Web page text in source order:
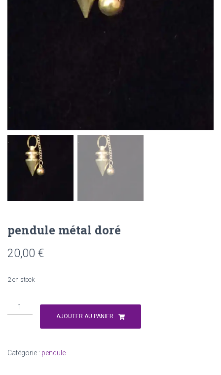
pendule métal doré
20,00 €
2 en stock
quantité
de
doré
AJOUTER AU PANIER
Catégorie : pendule